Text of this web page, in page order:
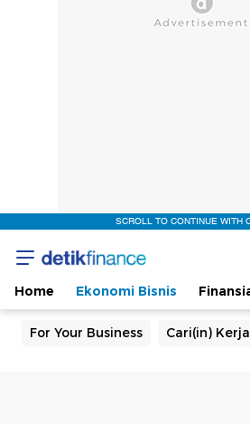
SCROLL TO CONTINUE WITH
Home Ekonomi Bisnis
For Your Business Cari(in) Kerja